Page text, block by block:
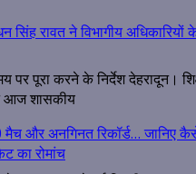
सिंह रावत ने विभागीय
पूरा करने के निर्देश देहरादून।
आज शासकीय
और अनगिनत रिकॉर्ड… जानिए
का रोमांच